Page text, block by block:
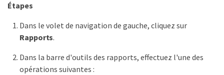
Étapes
Dans le volet de navigation de gauche, cliquez sur
Rapports.
Dans la barre d'outils des rapports, effectuez l'une des
opérations suivantes :